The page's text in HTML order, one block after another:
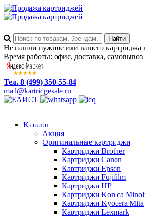
Не нашли нужное или вашего картриджа
Время работы: офис, доставка,
Тел. 8 (499) 350-55-84
mail@kartridgesale.ru
Каталог
Акция
Оригинальные картриджи
Картриджи Brother
Картриджи Canon
Картриджи Epson
Картриджи Fujifilm
Картриджи HP
Картриджи Konica
Картриджи Kyocera Mita
Картриджи Lexmark